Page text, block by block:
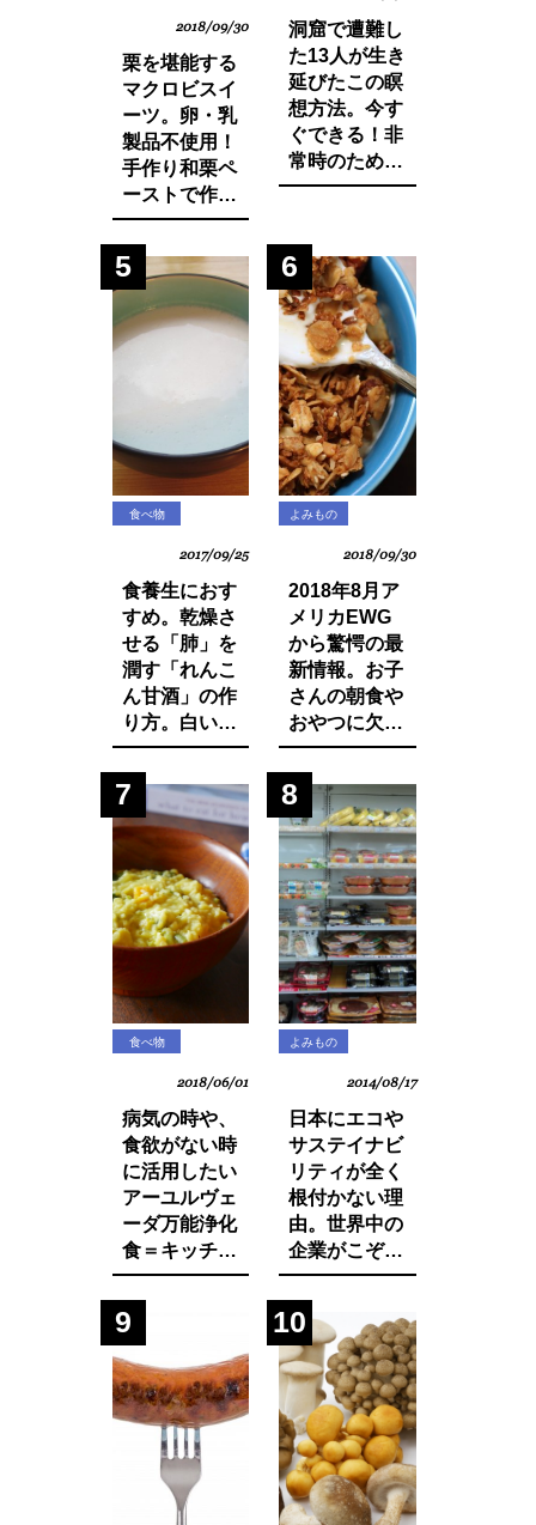
2018/09/30
栗を堪能する
マクロビスイ
ーツ。卵・乳
製品不使用！
手作り和栗ペ
ーストで作る
モンブランパ
フェの作り方
洞窟で遭難し
た13人が生き
延びたこの瞑
想方法。今す
ぐできる！非
常時のために
知っておきた
マネージ。
5
食べ物
2017/09/25
食養生におす
すめ。乾燥さ
せる「肺」を
潤す「れんこ
ん甘酒」の作
り方。白い食
材でカラダを
養おう。
6
よみもの
2018/09/30
2018年8月ア
メリカEWG
から驚愕の最
新情報。お子
さんの朝食や
おやつに欠か
せないシリア
ルから大量の
発がん性物質
グリホサート
が検出！
7
食べ物
2018/06/01
病気の時や、
食欲がない時
に活用したい
アーユルヴェ
ーダ万能浄化
食＝キッチャ
リーの作り方
8
よみもの
2014/08/17
日本にエコや
サステイナビ
リティが全く
根付かない理
由。世界中の
企業がこぞっ
て取り組む
SDGsへの遅
れ。それは日
本人・日本企
業と政府の意
識の低さにあ
った！
9 10